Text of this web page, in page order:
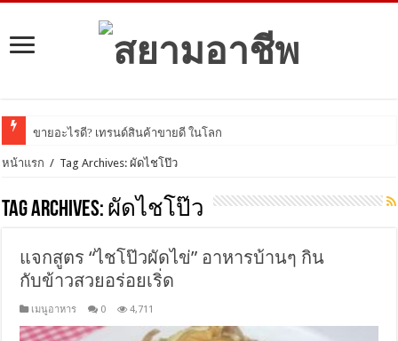
ขายอะไรดี? เทรนด์สินค้าขายดี ในโลกออนไลน์
หน้าแรก / Tag Archives: ผัดไชโป๊ว
Tag Archives: ผัดไชโป๊ว
แจกสูตร “ไชโป๊วผัดไข่” อาหารบ้านๆ กิน
กับข้าวสวยอร่อยเริ่ด
เมนูอาหาร 0 4,711